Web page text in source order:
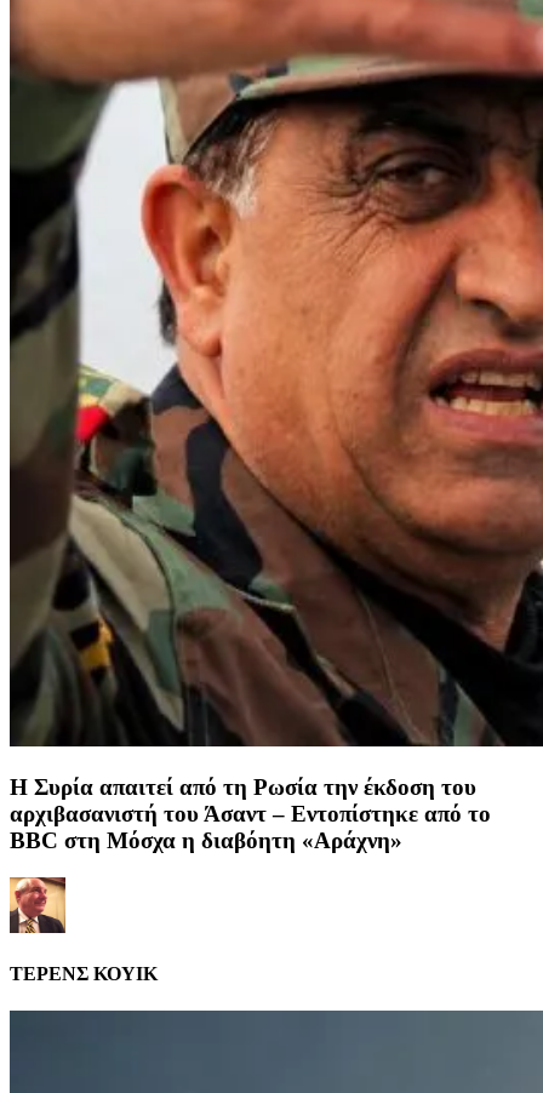
Η Συρία απαιτεί από τη Ρωσία την έκδοση του
αρχιβασανιστή του Άσαντ – Εντοπίστηκε από το
BBC στη Μόσχα η διαβόητη «Αράχνη»
ΤΕΡΕΝΣ ΚΟΥΙΚ